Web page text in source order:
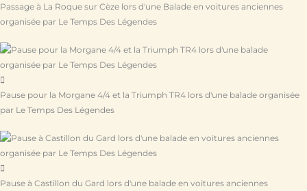
Passage à La Roque sur Cèze lors d'une Balade en voitures anciennes
organisée par Le Temps Des Légendes
Pause pour la Morgane 4/4 et la Triumph TR4 lors d'une balade organisée
par Le Temps Des Légendes
Pause à Castillon du Gard lors d'une balade en voitures anciennes